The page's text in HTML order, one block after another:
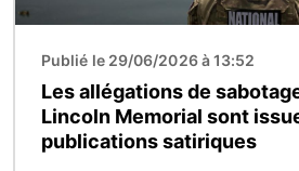
Publié le 29/06/2026 à 13:52
Les allégations de
Lincoln Memorial sont
publications satiriques